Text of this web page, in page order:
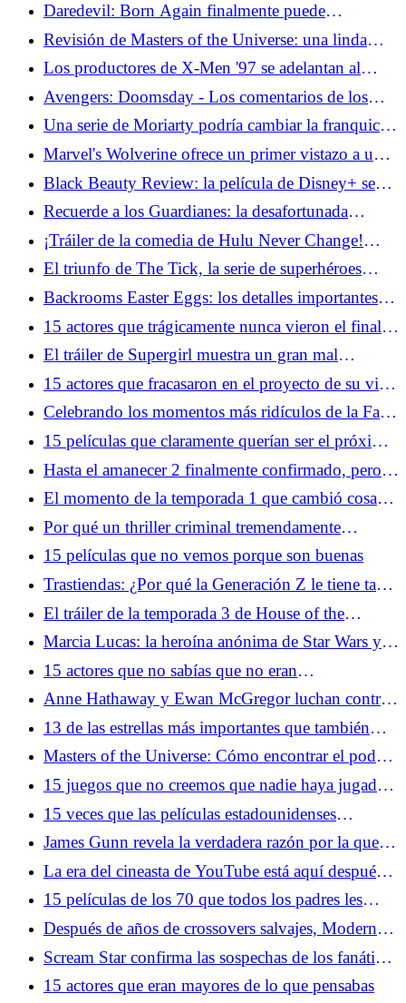
Daredevil: Born Again finalmente puede
brindarnos el equipo de Cage y Iron Fist que
queremos
Revisión de Masters of the Universe: una linda
película para niños cuando no intenta ser Barbie
Los productores de X-Men '97 se adelantan al
regreso de un favorito de los fanáticos caídos
Avengers: Doomsday - Los comentarios de los
hermanos Russo nos preocupan por Doom
Una serie de Moriarty podría cambiar la franquicia
Sherlock para siempre
Marvel's Wolverine ofrece un primer vistazo a una
jugabilidad espantosa
Black Beauty Review: la película de Disney+ se
inclina hacia los tropos de la chica caballo
Recuerde a los Guardianes: la desafortunada
colaboración de Stan Lee con la NHL
¡Tráiler de la comedia de Hulu Never Change!
Confirma que los millennials ya son viejos
El triunfo de The Tick, la serie de superhéroes
olvidada de Amazon
Backrooms Easter Eggs: los detalles importantes
que configuran más historias
15 actores que trágicamente nunca vieron el final
de la producción
El tráiler de Supergirl muestra un gran mal
mejorado
15 actores que fracasaron en el proyecto de su vida
y nunca regresaron
Celebrando los momentos más ridículos de la Fase
4 del Universo Cinematográfico de Marvel
15 películas que claramente querían ser el próximo
Harry Potter
Hasta el amanecer 2 finalmente confirmado, pero
hay un problema
El momento de la temporada 1 que cambió cosas
más extrañas para siempre
Por qué un thriller criminal tremendamente
subestimado está dominando las ventas de cómics
en este momento
15 películas que no vemos porque son buenas
Trastiendas: ¿Por qué la Generación Z le tiene tanto
miedo a los años 80?
El tráiler de la temporada 3 de House of the
Dragon nos recuerda que gobernar es más difícil
que luchar
Marcia Lucas: la heroína anónima de Star Wars y
mucho más
15 actores que no sabías que no eran
estadounidenses
Anne Hathaway y Ewan McGregor luchan contra
dinosaurios en una película que NO ES Jurassic
Park
13 de las estrellas más importantes que también
están interesadas en Scientology
Masters of the Universe: Cómo encontrar el poder
de Greyskull en 2026
15 juegos que no creemos que nadie haya jugado
hasta el final
15 veces que las películas estadounidenses
fingieron que México era amarillo
James Gunn revela la verdadera razón por la que
Superman y Brainiac tienen problemas
La era del cineasta de YouTube está aquí después
del triunfo de Backrooms y Obsession
15 películas de los 70 que todos los padres les
hicieron ver
Después de años de crossovers salvajes, Modern
Warfare 4 quiere que lo tomen en serio nuevamente
Scream Star confirma las sospechas de los fanáticos
sobre el destino del icónico villano
15 actores que eran mayores de lo que pensabas